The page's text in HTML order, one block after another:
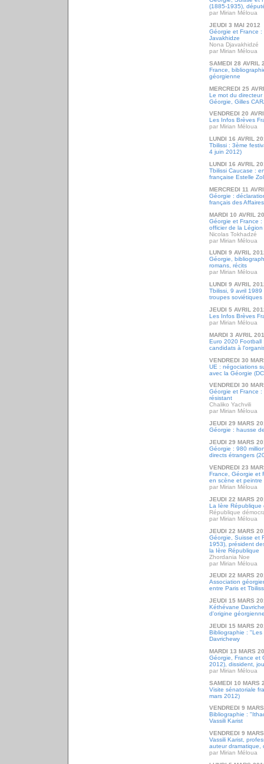
(1885-1935),
par Mirian Méloua
JEUDI 3 MAI 2012
Géorgie et France
Javakhidze
Nona Djavakhidzé
par Mirian Méloua
SAMEDI 28 AVRIL
France,
géorgienne
MERCREDI 25
Le mot du
Géorgie, Gilles
VENDREDI 20
Les Infos Brèves
par Mirian Méloua
LUNDI 16 AVRIL
Tbilissi : 3ème
4 juin 2012)
LUNDI 16 AVRIL
Tbilissi Caucase :
française Estelle
MERCREDI 11
Géorgie :
français des
MARDI 10 AVRIL
Géorgie et France :
officier de la
Nicolas Tokhadzé
par Mirian Méloua
LUNDI 9 AVRIL
Géorgie,
romans, récits
par Mirian Méloua
LUNDI 9 AVRIL
Tbilissi, 9 avril
troupes soviétiques
JEUDI 5 AVRIL
Les Infos Brèves
par Mirian Méloua
MARDI 3 AVRIL
Euro 2020 Football
candidats à
VENDREDI 30
UE : négociations
avec la Géorgie
VENDREDI 30
Géorgie et France :
résistant
Chaliko Yachvili
par Mirian Méloua
JEUDI 29 MARS
Géorgie : hausse
JEUDI 29 MARS
Géorgie : 980
directs étrangers
VENDREDI 23
France, Géorgie et
en scène et peintre
par Mirian Méloua
JEUDI 22 MARS
La Ière République
République
par Mirian Méloua
JEUDI 22 MARS
Géorgie, Suisse et
1953), président
la Ière République
Zhordania Noe
par Mirian Méloua
JEUDI 22 MARS
Association
entre Paris et
JEUDI 15 MARS
Kéthévane
d'origine
JEUDI 15 MARS
Bibliographie :
Davrichewy
MARDI 13 MARS
Géorgie, France et
2012), dissident,
par Mirian Méloua
SAMEDI 10 MARS
Visite sénatoriale
mars 2012)
VENDREDI 9
Bibliographie :
Vassili Karist
VENDREDI 9
Vassili Karist,
auteur dramatique,
par Mirian Méloua